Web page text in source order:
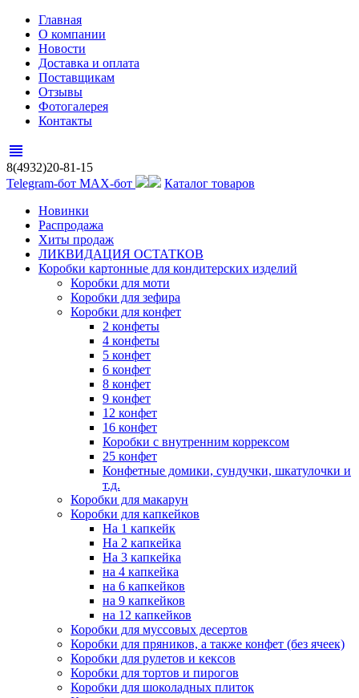
Главная
О компании
Новости
Доставка и оплата
Поставщикам
Отзывы
Фотогалерея
Контакты
view_headline
8(4932)20-81-15
Telegram-бот MAX-бот
Каталог товаров
Новинки
Распродажа
Хиты продаж
ЛИКВИДАЦИЯ ОСТАТКОВ
Коробки картонные для кондитерских изделий
Коробки для моти
Коробки для зефира
Коробки для конфет
2 конфеты
4 конфеты
5 конфет
6 конфет
8 конфет
9 конфет
12 конфет
16 конфет
Коробки с внутренним коррексом
25 конфет
Конфетные домики, сундучки, шкатулочки и
т.д.
Коробки для макарун
Коробки для капкейков
На 1 капкейк
На 2 капкейка
На 3 капкейка
на 4 капкейка
на 6 капкейков
на 9 капкейков
на 12 капкейков
Коробки для муссовых десертов
Коробки для пряников, а также конфет (без ячеек)
Коробки для рулетов и кексов
Коробки для тортов и пирогов
Коробки для шоколадных плиток